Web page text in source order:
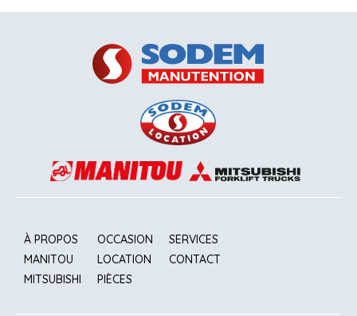
À PROPOS
MANITOU
MITSUBISHI
OCCASION
LOCATION
PIÈCES
SERVICES
CONTACT